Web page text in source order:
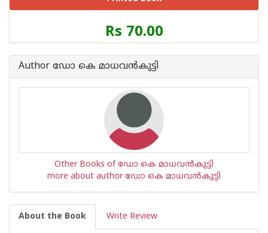
Price
of
Book
Rs 70.00
Author ഡോ കെ മാധവ‌ന്‍കുട്ടി
Other Books of ഡോ കെ മാധവ‌ന്‍കുട്ടി
more about author ഡോ കെ മാധവ‌ന്‍കുട്ടി
About the Book Write Review